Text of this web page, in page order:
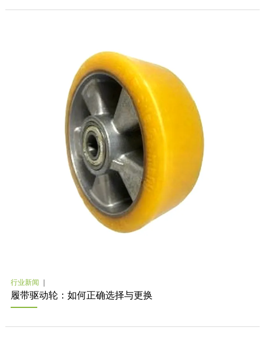
行业新闻
履带驱动轮：如何正确选择与更换